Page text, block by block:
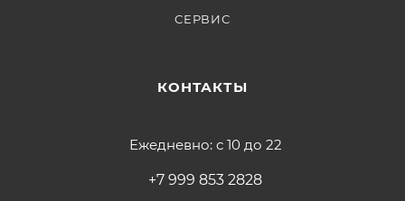
СЕРВИС
КОНТАКТЫ
Ежедневно: с 10 до 22
+7 999 853 2828